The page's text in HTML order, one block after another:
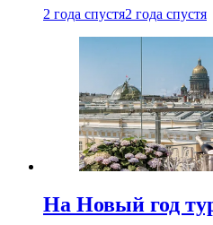
2 года спустя2 года спустя
На Новый год